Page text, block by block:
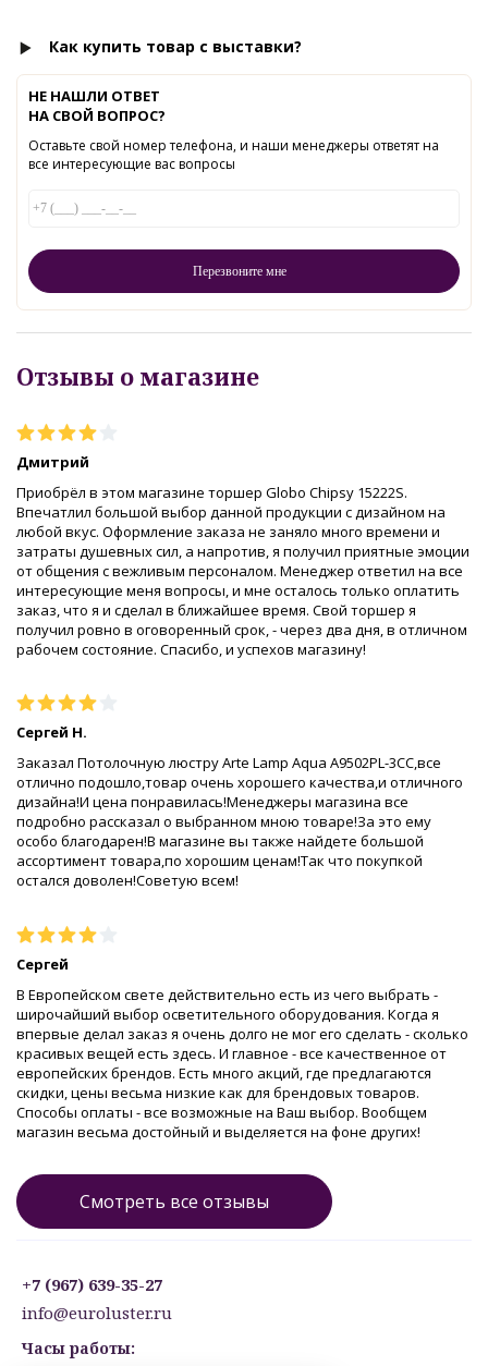
Как купить товар с выставки?
НЕ НАШЛИ ОТВЕТ
НА СВОЙ ВОПРОС?
Оставьте свой номер телефона, и наши менеджеры ответят на
все интересующие вас вопросы
Отзывы о магазине
Дмитрий
Приобрёл в этом магазине торшер Globo Chipsy 15222S.
Впечатлил большой выбор данной продукции с дизайном на
любой вкус. Оформление заказа не заняло много времени и
затраты душевных сил, а напротив, я получил приятные эмоции
от общения с вежливым персоналом. Менеджер ответил на все
интересующие меня вопросы, и мне осталось только оплатить
заказ, что я и сделал в ближайшее время. Свой торшер я
получил ровно в оговоренный срок, - через два дня, в отличном
рабочем состояние. Спасибо, и успехов магазину!
Сергей Н.
Заказал Потолочную люстру Arte Lamp Aqua A9502PL-3CC,все
отлично подошло,товар очень хорошего качества,и отличного
дизайна!И цена понравилась!Менеджеры магазина все
подробно рассказал о выбранном мною товаре!За это ему
особо благодарен!В магазине вы также найдете большой
ассортимент товара,по хорошим ценам!Так что покупкой
остался доволен!Советую всем!
Сергей
В Европейском свете действительно есть из чего выбрать -
широчайший выбор осветительного оборудования. Когда я
впервые делал заказ я очень долго не мог его сделать - сколько
красивых вещей есть здесь. И главное - все качественное от
европейских брендов. Есть много акций, где предлагаются
скидки, цены весьма низкие как для брендовых товаров.
Способы оплаты - все возможные на Ваш выбор. Вообщем
магазин весьма достойный и выделяется на фоне других!
Смотреть все отзывы
+7 (967) 639-35-27
info@euroluster.ru
Часы работы: